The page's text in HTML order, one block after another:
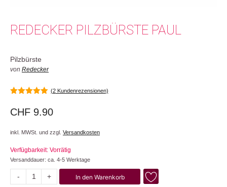
REDECKER PILZBÜRSTE PAUL
Pilzbürste
von Redecker
(2Kundenrezensionen)
CHF 9.90
inkl. MWSt. und zzgl. Versandkosten
Verfügbarkeit: Vorrätig
Versanddauer: ca. 4-5 Werktage
- + In den Warenkorb